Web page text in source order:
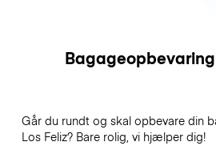
Bagageopbevaring
Går du rundt og skal opbevare din
Los Feliz? Bare rolig, vi hjælper dig!